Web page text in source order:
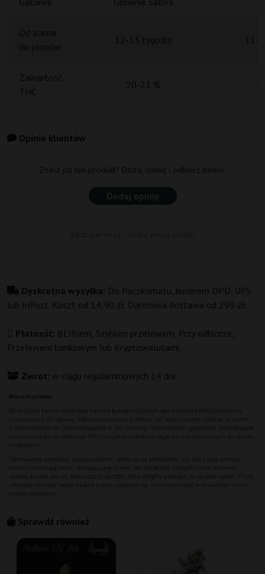
Zawartość
THC
20-23 %
Opinie klientów
Znasz już ten produkt? Dodaj opinię i odbierz bonus.
Dodaj opinię
Dyskretna wysyłka: Do Paczkomatu, kurierem DPD, UPS
lub InPost. Koszt od 14,90 zł. Darmowa dostawa od 299 zł.
Płatność: BLIKiem, Szybkim przelewem, Przy odbiorze,
Przelewem bankowym lub Kryptowalutami.
Zwrot: w ciągu regulaminowych 14 dni.
Sprawdź również